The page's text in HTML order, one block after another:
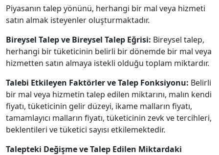
Piyasanın talep yönünü, herhangi bir mal veya hizmeti
satın almak isteyenler oluşturmaktadır.
Bireysel Talep ve Bireysel Talep Eğrisi: Bireysel talep,
herhangi bir tüketicinin belirli bir dönemde bir mal veya
hizmetten satın almaya istekli olduğu toplam miktardır.
Talebi Etkileyen Faktörler ve Talep Fonksiyonu: Belirli
bir mal veya hizmetin talep edilen miktarını, malın kendi
fiyatı, tüketicinin gelir düzeyi, ikame malların fiyatı,
tamamlayıcı malların fiyatı, tüketicinin zevk ve tercihleri,
beklentileri ve tüketici sayısı etkilemektedir.
Talepteki Değişme ve Talep Edilen Miktardaki